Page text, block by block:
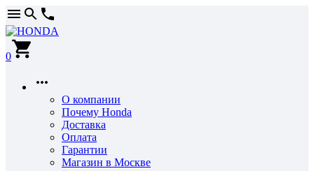
0
О компании
Почему Honda
Доставка
Оплата
Гарантии
Магазин в Москве